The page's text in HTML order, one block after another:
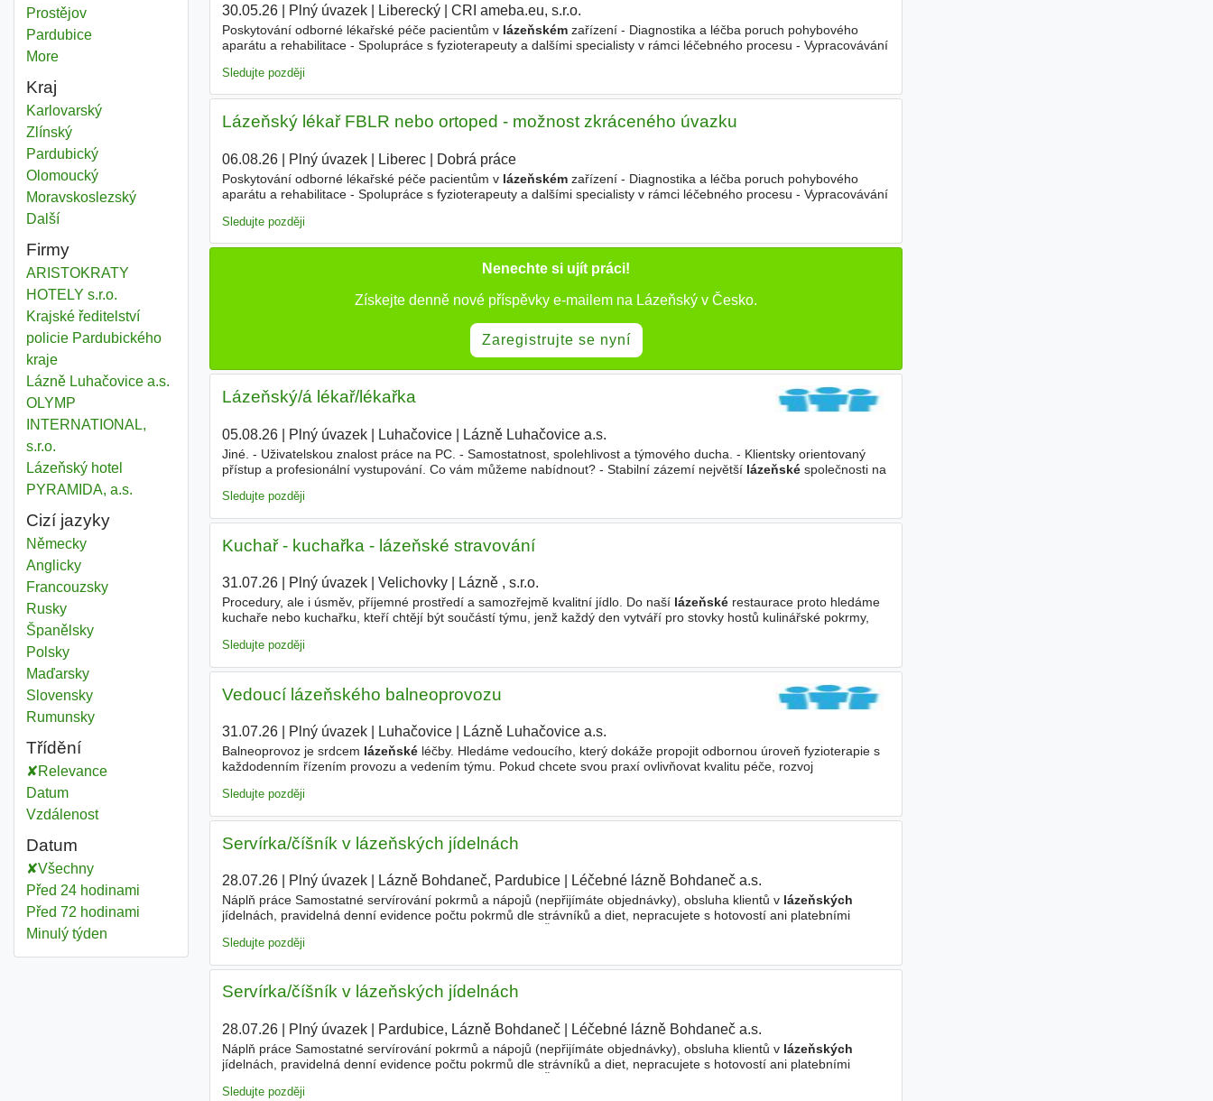
Lázeňský
ProstějovOkres
Lázeňský
PardubiceOkres
Moredistricts
Kraj
Lázeňský
KarlovarskýKraj
Lázeňský
ZlínskýKraj
Lázeňský
PardubickýKraj
Lázeňský
OlomouckýKraj
Lázeňský
MoravskoslezskýKraj
Dalšíkraj
Firmy
ARISTOKRATY
HOTELY s.r.o.
Krajské ředitelství
policie Pardubického
kraje
Lázně Luhačovice a.s.
OLYMP
INTERNATIONAL,
s.r.o.
Lázeňský hotel
PYRAMIDA, a.s.
Cizí jazyky
Německy
Anglicky
Francouzsky
Rusky
Španělsky
Polsky
Maďarsky
Slovensky
Rumunsky
Třídění
Relevance
Datum
Vzdálenost
Datum
Všechny
Před 24 hodinami
Před 72 hodinami
Minulý týden
30.05.26| Plný úvazek| Liberecký| CRI ameba.eu, s.r.o.
Poskytování odborné lékařské péče pacientům v lázeňskémzařízení - Diagnostika a léčba poruch pohybového
aparátu a rehabilitace - Spolupráce s fyzioterapeuty a dalšími specialisty v rámci léčebného procesu - Vypracovávání
Sledujte později
Lázeňský lékař FBLR nebo ortoped - možnost zkráceného úvazku
06.08.26| Plný úvazek| Liberec| Dobrá práce
Poskytování odborné lékařské péče pacientům v lázeňskémzařízení - Diagnostika a léčba poruch pohybového
aparátu a rehabilitace - Spolupráce s fyzioterapeuty a dalšími specialisty v rámci léčebného procesu - Vypracovávání
Sledujte později
Nenechte si ujít práci!
Získejte denně nové příspěvky e-mailem na Lázeňský v Česko.
Zaregistrujte se nyní
Lázeňský/á lékař/lékařka
05.08.26| Plný úvazek| Luhačovice| Lázně Luhačovice a.s.
Jiné. - Uživatelskou znalost práce na PC. - Samostatnost, spolehlivost a týmového ducha. - Klientsky orientovaný
přístup a profesionální vystupování. Co vám můžeme nabídnout? - Stabilní zázemí největší lázeňskéspolečnosti na
Sledujte později
Kuchař - kuchařka - lázeňské stravování
31.07.26| Plný úvazek| Velichovky| Lázně , s.r.o.
Procedury, ale i úsměv, příjemné prostředí a samozřejmě kvalitní jídlo. Do naší lázeňskérestaurace proto hledáme
kuchaře nebo kuchařku, kteří chtějí být součástí týmu, jenž každý den vytváří pro stovky hostů kulinářské pokrmy,
Sledujte později
Vedoucí lázeňského balneoprovozu
31.07.26| Plný úvazek| Luhačovice| Lázně Luhačovice a.s.
Balneoprovoz je srdcem lázeňskéléčby. Hledáme vedoucího, který dokáže propojit odbornou úroveň fyzioterapie s
každodenním řízením provozu a vedením týmu. Pokud chcete svou praxí ovlivňovat kvalitu péče, rozvoj
Sledujte později
Servírka/číšník v lázeňských jídelnách
28.07.26| Plný úvazek| Lázně Bohdaneč, Pardubice| Léčebné lázně Bohdaneč a.s.
Náplň práce Samostatné servírování pokrmů a nápojů (nepřijímáte objednávky), obsluha klientů v lázeňských
jídelnách, pravidelná denní evidence počtu pokrmů dle strávníků a diet, nepracujete s hotovostí ani platebními
Sledujte později
Servírka/číšník v lázeňských jídelnách
28.07.26| Plný úvazek| Pardubice, Lázně Bohdaneč| Léčebné lázně Bohdaneč a.s.
Náplň práce Samostatné servírování pokrmů a nápojů (nepřijímáte objednávky), obsluha klientů v lázeňských
jídelnách, pravidelná denní evidence počtu pokrmů dle strávníků a diet, nepracujete s hotovostí ani platebními
Sledujte později